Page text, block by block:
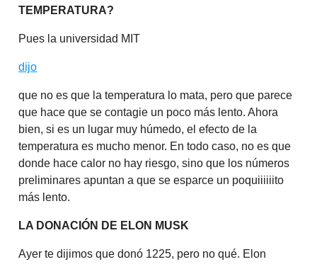
TEMPERATURA?
Pues la universidad MIT
dijo
que no es que la temperatura lo mata, pero que parece
que hace que se contagie un poco más lento. Ahora
bien, si es un lugar muy húmedo, el efecto de la
temperatura es mucho menor. En todo caso, no es que
donde hace calor no hay riesgo, sino que los números
preliminares apuntan a que se esparce un poquiiiiiito
más lento.
LA DONACIÓN DE ELON MUSK
Ayer te dijimos que donó 1225, pero no qué. Elon